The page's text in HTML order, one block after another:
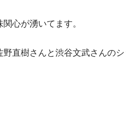
心が湧いてます。
野直樹さんと渋谷文武さんの